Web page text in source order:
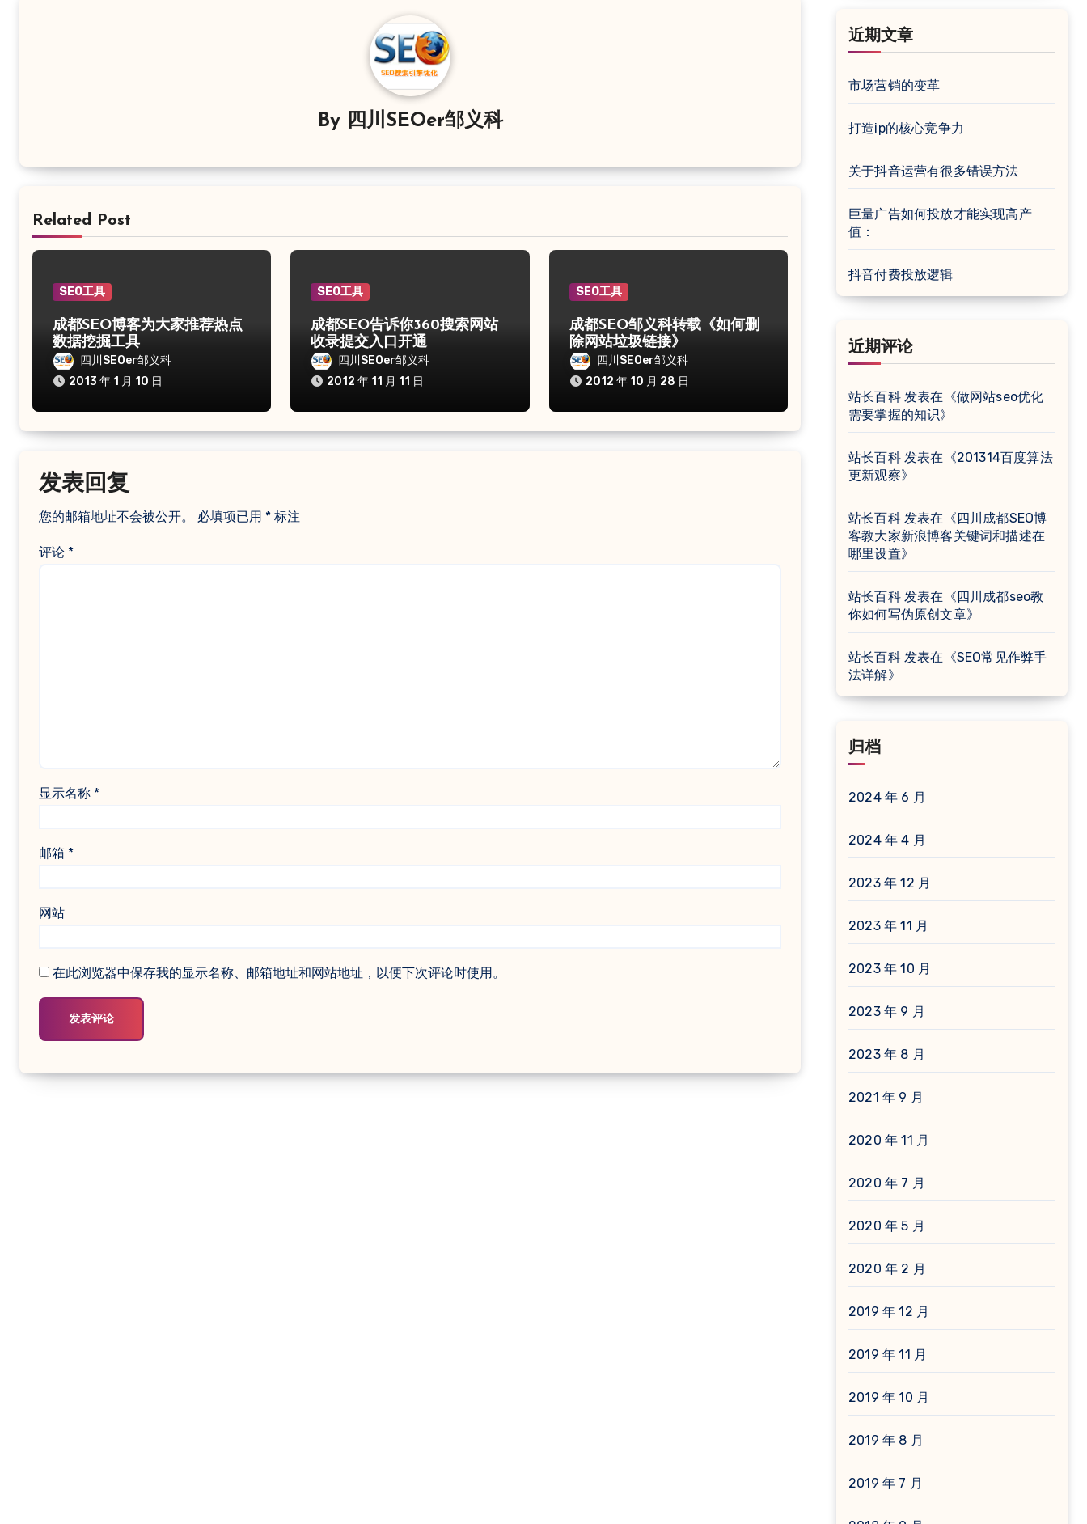
By 四川SEOer邹义科
Related Post
SEO工具
成都SEO博客为大家推荐热点
数据挖掘工具
四川SEOer邹义科
2013 年 1 月 10 日
SEO工具
成都SEO告诉你360搜索网站
收录提交入口开通
四川SEOer邹义科
2012 年 11 月 11 日
SEO工具
成都SEO邹义科转载《如何删
除网站垃圾链接》
四川SEOer邹义科
2012 年 10 月 28 日
发表回复
您的邮箱地址不会被公开。 必填项已用 * 标注
评论 *
显示名称 *
邮箱 *
网站
在此浏览器中保存我的显示名称、邮箱地址和网站地址，以便下次评论时使用。
近期文章
市场营销的变革
打造ip的核心竞争力
关于抖音运营有很多错误方法
巨量广告如何投放才能实现高产
值：
抖音付费投放逻辑
近期评论
站长百科发表在《做网站seo优化
需要掌握的知识》
站长百科发表在《201314百度算法
更新观察》
站长百科发表在《四川成都SEO博
客教大家新浪博客关键词和描述在
哪里设置》
站长百科发表在《四川成都seo教
你如何写伪原创文章》
站长百科发表在《SEO常见作弊手
法详解》
归档
2024 年 6 月
2024 年 4 月
2023 年 12 月
2023 年 11 月
2023 年 10 月
2023 年 9 月
2023 年 8 月
2021 年 9 月
2020 年 11 月
2020 年 7 月
2020 年 5 月
2020 年 2 月
2019 年 12 月
2019 年 11 月
2019 年 10 月
2019 年 8 月
2019 年 7 月